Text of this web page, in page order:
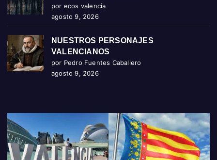
por ecos valencia
agosto 9, 2026
NUESTROS PERSONAJES
VALENCIANOS
por Pedro Fuentes Caballero
agosto 9, 2026